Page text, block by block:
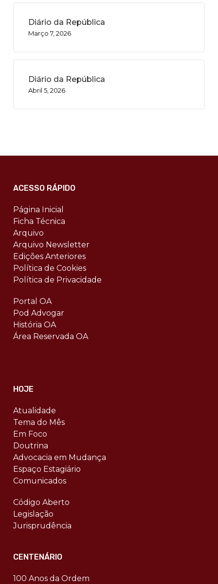
Diário da República
Março 7, 2026
Diário da República
Abril 5, 2026
ACESSO RÁPIDO
Página Inicial
Ficha Técnica
Arquivo
Arquivo Newsletter
Edições Anteriores
Política de Cookies
Política de Privacidade
Portal OA
Pod Advogar
História OA
Área Reservada OA
HOJE
Atualidade
Tema do Mês
Em Foco
Doutrina
Advocacia em Mudança
Espaço Estagiário
Comunicados
Código Aberto
Legislação
Jurisprudência
CENTENÁRIO
100 Anos da Ordem